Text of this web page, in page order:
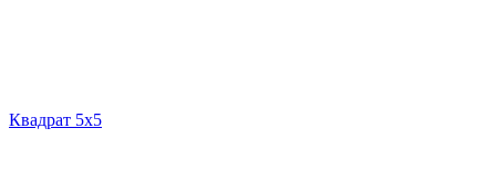
Квадрат 5х5